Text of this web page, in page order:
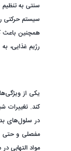
سنتی به
سیستم حرکتی
همچنین باعث
رژیم غذایی،
یکی از
کند. تغییرات
در سلول‌های
مفصلی و حتی
مواد التهابی